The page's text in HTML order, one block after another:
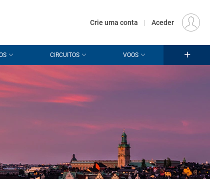
Crie uma conta | Aceder
CIRCUITOS VOOS